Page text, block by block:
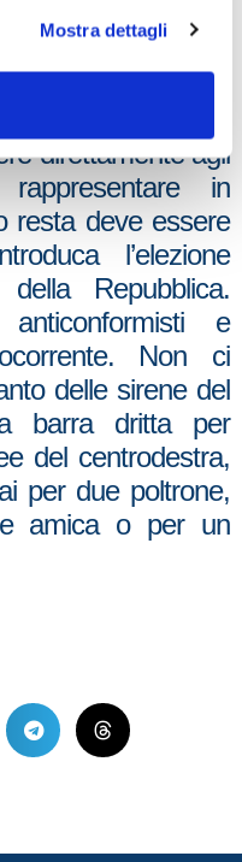
Mostra dettagli
ci stiamo a far
il potere sovrano
posizione è
stessa: sì alle
direttamente agli
in
resta deve essere
l’elezione
Repubblica.
e
Non ci
delle sirene del
barra dritta per
del centrodestra,
per due poltrone,
amica o per un